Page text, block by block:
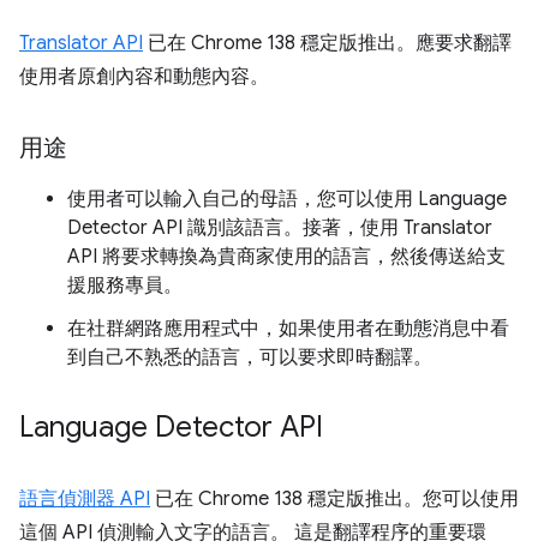
Translator API 已在 Chrome 138 穩定版推出。應要求翻譯
使用者原創內容和動態內容。
用途
使用者可以輸入自己的母語，您可以使用 Language
Detector API 識別該語言。接著，使用 Translator
API 將要求轉換為貴商家使用的語言，然後傳送給支
援服務專員。
在社群網路應用程式中，如果使用者在動態消息中看
到自己不熟悉的語言，可以要求即時翻譯。
Language Detector API
語言偵測器 API 已在 Chrome 138 穩定版推出。您可以使用
這個 API 偵測輸入文字的語言。 這是翻譯程序的重要環